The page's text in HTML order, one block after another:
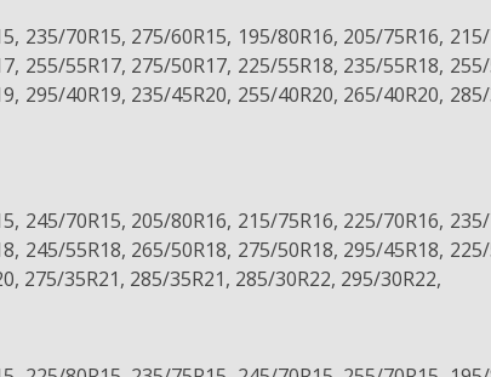
235/70R15, 275/60R15, 195/80R16, 205/75R16,
255/55R17, 275/50R17, 225/55R18, 235/55R18,
295/40R19, 235/45R20, 255/40R20, 265/40R20,
245/70R15, 205/80R16, 215/75R16, 225/70R16,
245/55R18, 265/50R18, 275/50R18, 295/45R18,
275/35R21, 285/35R21, 285/30R22, 295/30R22,